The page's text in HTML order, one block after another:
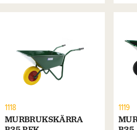
1118
MURBRUKSKÄRRA
1119